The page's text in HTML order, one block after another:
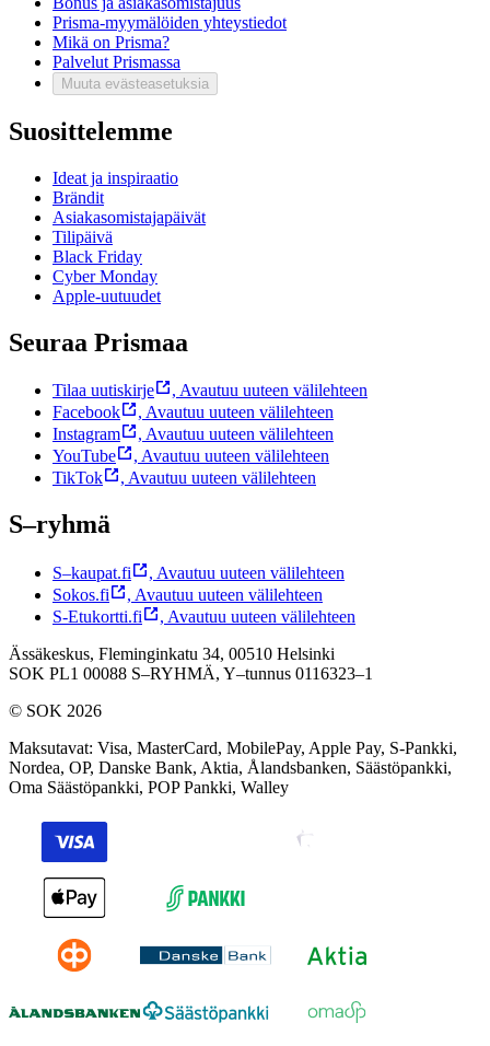
Prisma-myymälöiden yhteystiedot
Mikä on Prisma?
Palvelut Prismassa
Muuta evästeasetuksia
Suosittelemme
Ideat ja inspiraatio
Brändit
Asiakasomistajapäivät
Tilipäivä
Black Friday
Cyber Monday
Apple-uutuudet
Seuraa Prismaa
Tilaa uutiskirje , Avautuu uuteen välilehteen
Facebook
, Avautuu uuteen välilehteen
Instagram
, Avautuu uuteen välilehteen
YouTube
, Avautuu uuteen välilehteen
TikTok
, Avautuu uuteen välilehteen
S–ryhmä
S–kaupat.fi , Avautuu uuteen välilehteen
Sokos.fi
, Avautuu uuteen välilehteen
S-Etukortti.fi
, Avautuu uuteen välilehteen
Ässäkeskus, Fleminginkatu 34, 00510 Helsinki
SOK PL1 00088 S–RYHMÄ, Y–tunnus 0116323–1
© SOK 2026
Maksutavat: Visa, MasterCard, MobilePay, Apple Pay, S-Pankki,
Nordea, OP, Danske Bank, Aktia, Ålandsbanken, Säästöpankki,
Oma Säästöpankki, POP Pankki, Walley